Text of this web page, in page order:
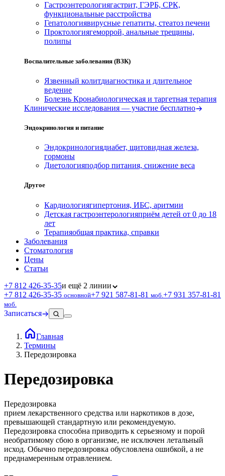
Гастроэнтерологиягастрит, ГЭРБ, СРК,
функциональные расстройства
Гепатологиявирусные гепатиты, стеатоз печени
Проктологиягеморрой, анальные трещины,
полипы
Воспалительные заболевания (ВЗК)
Язвенный колитдиагностика и длительное
ведение
Болезнь Кронабиологическая и таргетная терапия
Клинические исследования — участие бесплатно
Эндокринология и питание
Эндокринологиядиабет, щитовидная железа,
гормоны
Диетологияподбор питания, снижение веса
Другое
Кардиологиягипертония, ИБС, аритмии
Детская гастроэнтерологияприём детей от 0 до 18
лет
Терапияобщая практика, справки
Заболевания
Стоматология
Цены
Статьи
+7 812 426‑35‑35и ещё 2 линии
+7 812 426‑35‑35 основной+7 921 587‑81‑81 моб. +7 931 357‑81‑81
моб.
Записаться
Главная
Термины
Передозировка
Передозировка
Передозировка
прием лекарственного средства или наркотиков в дозе,
превышающей стандартную или рекомендуемую.
Передозировка способна приводить к серьезному и порой
необратимому сбою в организме, не исключен летальный
исход. Обычно передозировка обусловлена ошибкой, а не
преднамеренным отравлением.